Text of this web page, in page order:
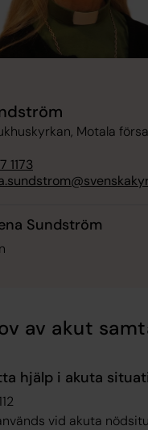
Motala
1173
Sundström
av akut
hjälp i akuta
vid akuta